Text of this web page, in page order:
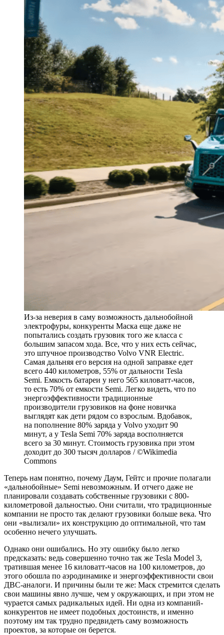
Из-за неверия в саму возможность дальнобойной
электрофуры, конкуренты Маска еще даже не
попытались создать грузовик того же класса с
большим запасом хода. Все, что у них есть сейчас,
это штучное производство Volvo VNR Electric.
Самая дальняя его версия на одной заправке едет
всего 440 километров, 55% от дальности Tesla
Semi. Емкость батареи у него 565 киловатт-часов,
то есть 70% от емкости Semi. Легко видеть, что по
энергоэффективности традиционные
производители грузовиков на фоне новичка
выглядят как дети рядом со взрослым. Вдобавок,
на пополнение 80% заряда у Volvo уходит 90
минут, а у Tesla Semi 70% заряда восполняется
всего за 30 минут. Стоимость грузовика при этом
доходит до 300 тысяч долларов / ©Wikimedia
Commons
Теперь нам понятно, почему Даум, Гейтс и прочие полагали
«дальнобойные» Semi невозможным. И отчего даже не
планировали создавать собственные грузовики с 800-
километровой дальностью. Они считали, что традиционные
компании не просто так делают грузовики больше века. Что
они «вылизали» их конструкцию до оптимальной, что там
особенно нечего улучшать.
Однако они ошибались. Но эту ошибку было легко
предсказать: ведь совершенно точно так же Tesla Model 3,
тратившая менее 16 киловатт-часов на 100 километров, до
этого обошла по аэродинамике и энергоэффективности свои
ДВС-аналоги. И причины были те же: Маск стремится сделать
свои машины явно лучше, чем у окружающих, и при этом не
чурается самых радикальных идей. Ни одна из компаний-
конкурентов не имеет подобных достоинств, и именно
поэтому им так трудно предвидеть саму возможность
проектов, за которые он берется.